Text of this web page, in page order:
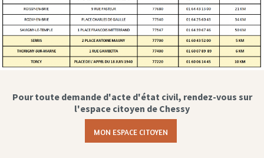
Pour toute demande d'acte d'état civil, rendez-vous sur
l'espace citoyen de Chessy
MON ESPACE CITOYEN